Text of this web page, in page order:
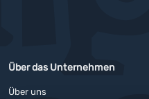
Über das Unternehmen
Über uns